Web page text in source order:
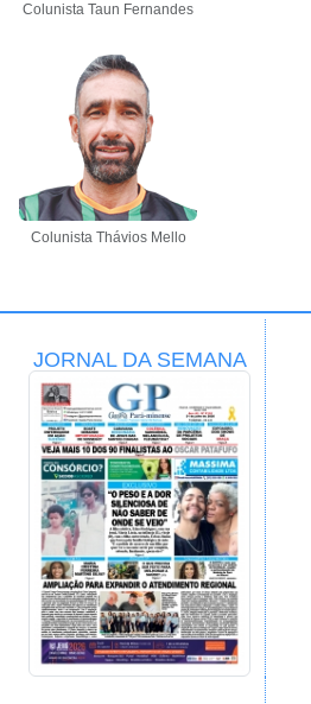
Colunista Taun Fernandes
Colunista Thávios Mello
JORNAL DA SEMANA